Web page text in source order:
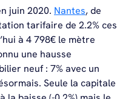
juin 2020. Nantes, de
tarifaire de 2.2% ces
à 4 798€ le mètre
une hausse
neuf : 7% avec un
Seule la capitale